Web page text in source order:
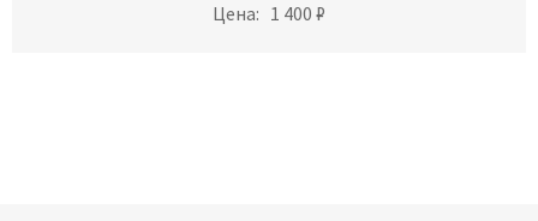
Цена: 1 400 ₽